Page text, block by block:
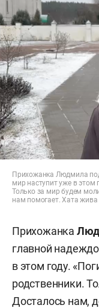
Прихожанка Людмила
мир наступит уже в этом
Только за мир будем
нам помогает. Хата жива
Прихожанка
главной
в этом году.
родственники.
Досталось нам,